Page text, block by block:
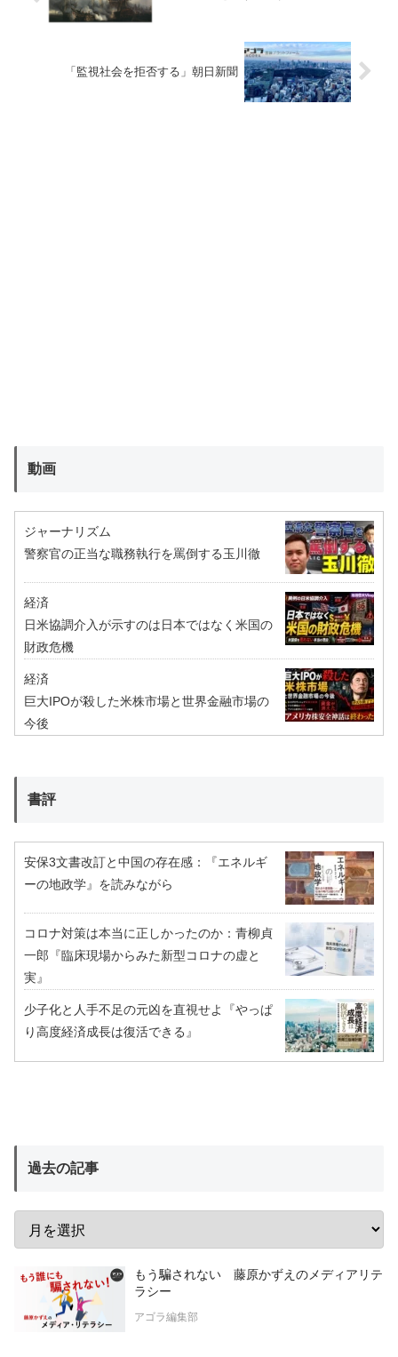
「監視社会を拒否する」朝日新聞
動画
ジャーナリズム
警察官の正当な職務執行を罵倒する玉川徹
経済
日米協調介入が示すのは日本ではなく米国の
財政危機
経済
巨大IPOが殺した米株市場と世界金融市場の
今後
書評
安保3文書改訂と中国の存在感：『エネルギ
ーの地政学』を読みながら
コロナ対策は本当に正しかったのか：青柳貞
一郎『臨床現場からみた新型コロナの虚と
実』
少子化と人手不足の元凶を直視せよ『やっぱ
り高度経済成長は復活できる』
過去の記事
もう騙されない 藤原かずえのメディアリテ
ラシー
アゴラ編集部